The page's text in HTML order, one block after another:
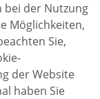
bei der Nutzung
Möglichkeiten,
Sie,
der Website
haben Sie